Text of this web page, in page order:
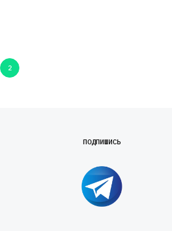
2
ПОДПИШИСЬ